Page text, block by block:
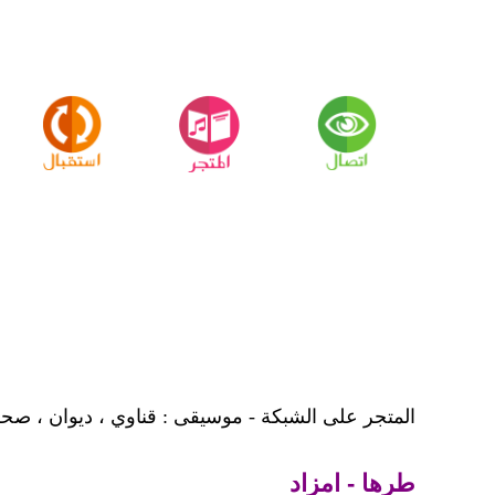
المتجر على الشبكة - موسيقى : قناوي ، ديوان ،
طرها - امزاد